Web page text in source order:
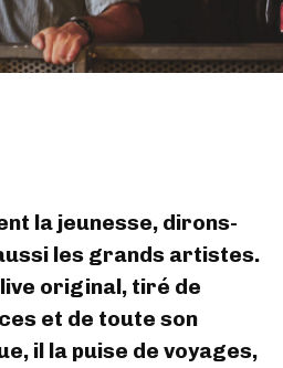
la jeunesse, dirons-
les grands artistes.
original, tiré de
et de toute son
il la puise de voyages,